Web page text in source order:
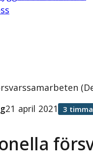
21 april 2021 3